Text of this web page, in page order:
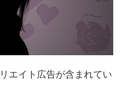
エイト広告が含まれてい